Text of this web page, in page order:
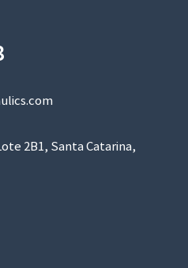
2B1, Santa Catarina,